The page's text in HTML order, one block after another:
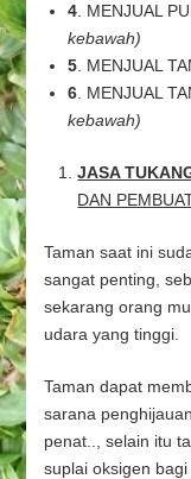
4 . MENJUAL
kebawah)
5 . MENJUAL
6 . MENJUAL
kebawah)
JASA
DAN
Taman saat ini
sangat penting,
sekarang orang
udara yang tinggi.
Taman dapat
sarana
penat.., selain itu
suplai oksigen